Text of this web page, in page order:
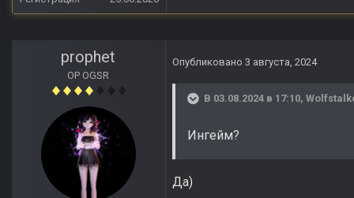
prophet
OP OGSR
Опубликовано 3 августа, 2024
В 03.08.2024 в 17:10,
Ингейм?
Да)